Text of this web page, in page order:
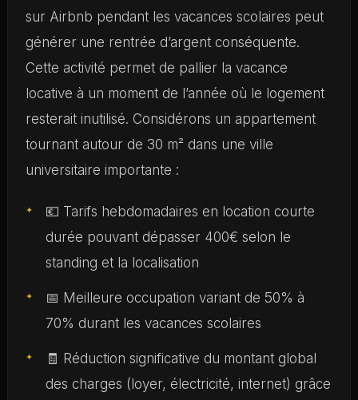
sur Airbnb pendant les vacances scolaires peut
générer une rentrée d’argent conséquente.
Cette activité permet de pallier la vacance
locative à un moment de l’année où le logement
resterait inutilisé. Considérons un appartement
tournant autour de 30 m² dans une ville
universitaire importante :
💶 Tarifs hebdomadaires en location courte
durée pouvant dépasser 400€ selon le
standing et la localisation
📅 Meilleure occupation variant de 50% à
70% durant les vacances scolaires
🧾 Réduction significative du montant global
des charges (loyer, électricité, internet) grâce